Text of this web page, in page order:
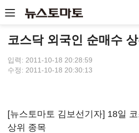
코스닥 외국인 순매수
입력: 2011-10-18 20:28:59
수정: 2011-10-18 20:30:13
[뉴스토마토 김보선기자] 18일
상위 종목